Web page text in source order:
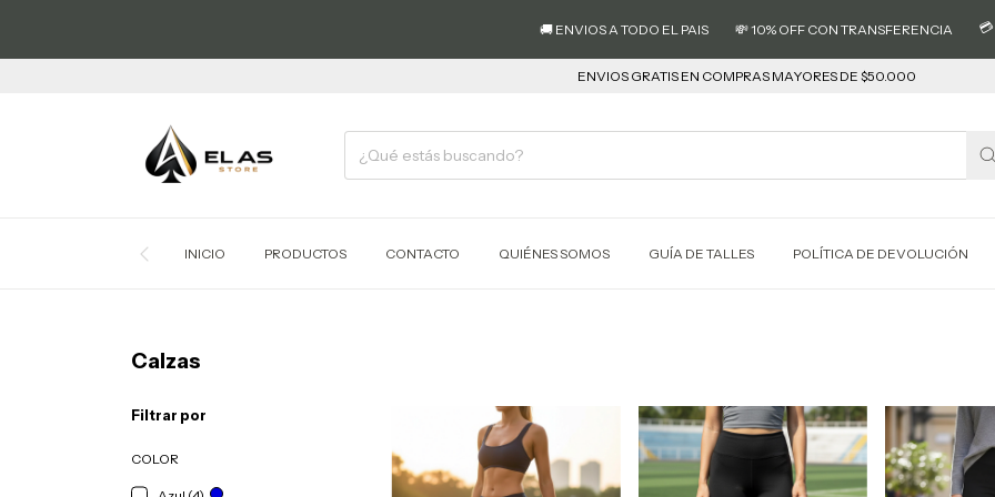
🚚 ENVIOS A TODO EL PAIS 💸 10% OFF CON TRANSFERENCIA 💳 3
ENVIOS GRATIS EN COMPRAS MAYORES DE $50.000
INICIO PRODUCTOS CONTACTO QUIÉNES SOMOS GUÍA DE TALLES POLÍTICA DE DEVOLUCIÓN
Calzas
Filtrar por
COLOR